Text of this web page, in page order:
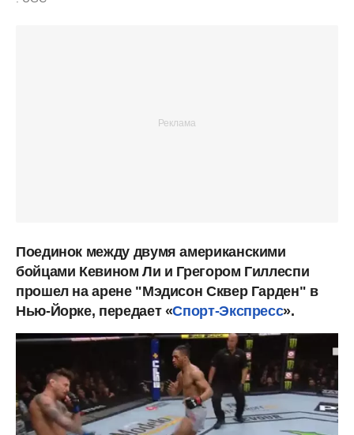
Поединок между двумя американскими
бойцами Кевином Ли и Грегором Гиллеспи
прошел на арене "Мэдисон Сквер Гарден" в
Нью-Йорке, передает «Спорт-Экспресс».